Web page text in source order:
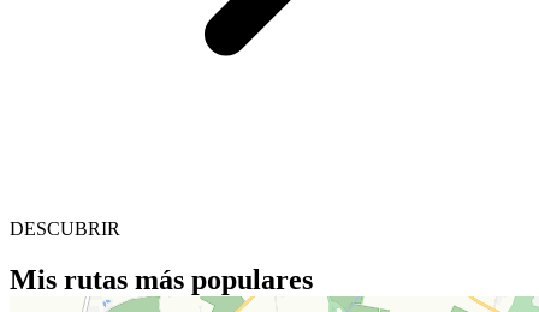
DESCUBRIR
Mis rutas más populares